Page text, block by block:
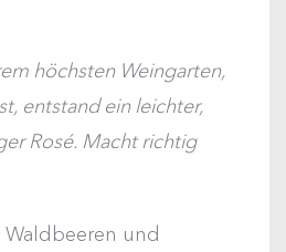
höchsten Weingarten,
entstand ein leichter,
Rosé. Macht richtig
und